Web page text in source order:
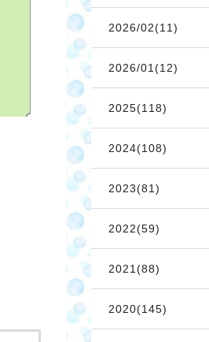
2026/02(11)
2026/01(12)
2025(118)
2024(108)
2023(81)
2022(59)
2021(88)
2020(145)